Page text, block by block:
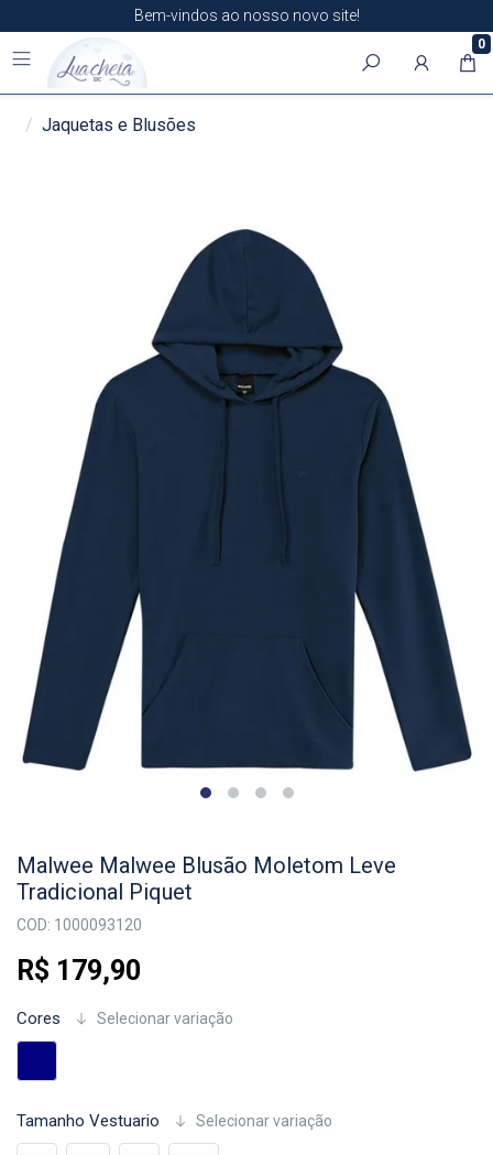
Bem-vindos ao nosso novo site!
0
Jaquetas e Blusões
Malwee Malwee Blusão Moletom Leve
Tradicional Piquet
COD: 1000093120
R$ 179,90
Cores Selecionar variação
Tamanho Vestuario Selecionar variação